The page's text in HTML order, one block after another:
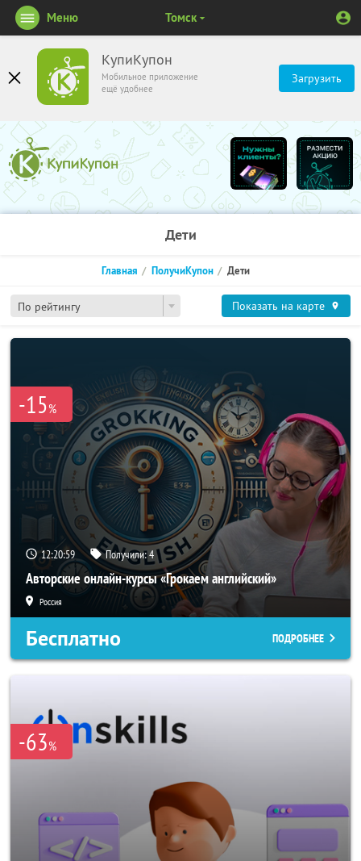
КупиКупон
Мобильное приложение
ещё удобнее
Загрузить
Меню Томск
Дети
По рейтингу
Главная ПолучиКупон Дети
Показать на карте
-15%
12:20:58 Получили:4
Авторские онлайн-курсы «Грокаем английский»
Россия
Бесплатно ПОДРОБНЕЕ
-63%